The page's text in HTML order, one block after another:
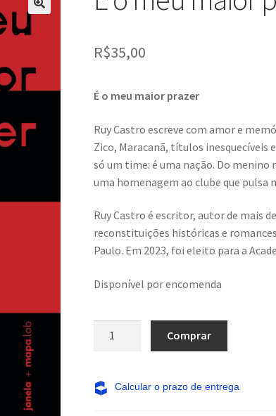
R$35,00
É o meu maior prazer
Ruy Castro escreve com amor e
Zico, Maracanã, títulos inesquecíveis
só um time: é uma nação. Do menino
uma homenagem ao clube que pulsa
Ruy Castro é escritor, autor de mais
reconstituições históricas e
Paulo. Em 2023, foi eleito para a
Disponível por encomenda
maior
prazer
Comprar